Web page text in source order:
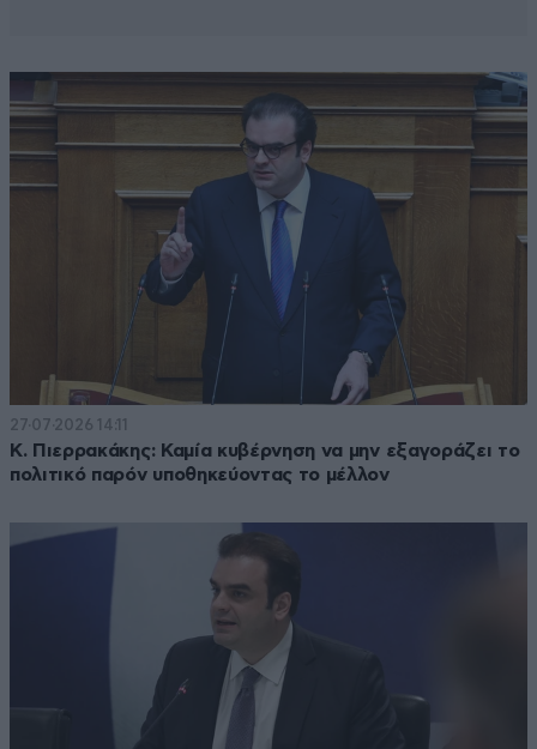
27·07·2026 14:11
K. Πιερρακάκης: Καμία κυβέρνηση να μην εξαγοράζει το
πολιτικό παρόν υποθηκεύοντας το μέλλον